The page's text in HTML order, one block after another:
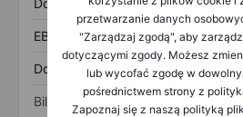
przetwarzanie danych
"Zarządzaj zgodą", aby
dotyczącymi zgody. Możesz
lub wycofać zgodę w
pośrednictwem strony z
Zapoznaj się z naszą polityką
Dochód
EBITDA
Dochód netto
Bilans